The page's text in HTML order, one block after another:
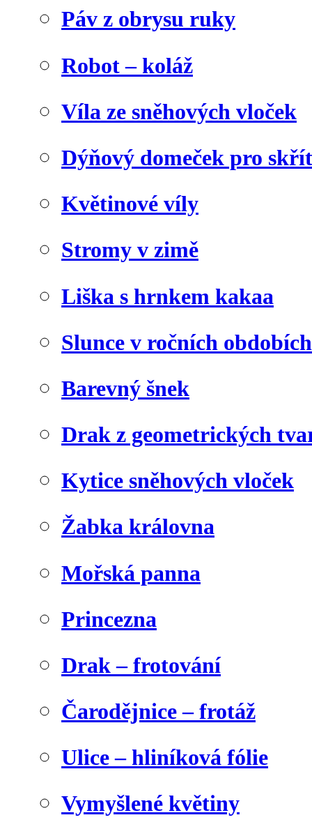
Páv z obrysu ruky
Robot – koláž
Víla ze sněhových vloček
Dýňový domeček pro
Květinové víly
Stromy v zimě
Liška s hrnkem kakaa
Slunce v ročních obdobích
Barevný šnek
Drak z geometrických
Kytice sněhových vloček
Žabka královna
Mořská panna
Princezna
Drak – frotování
Čarodějnice – frotáž
Ulice – hliníková fólie
Vymyšlené květiny